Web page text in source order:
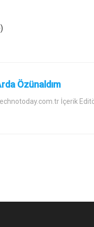
Özünaldım
İçerik